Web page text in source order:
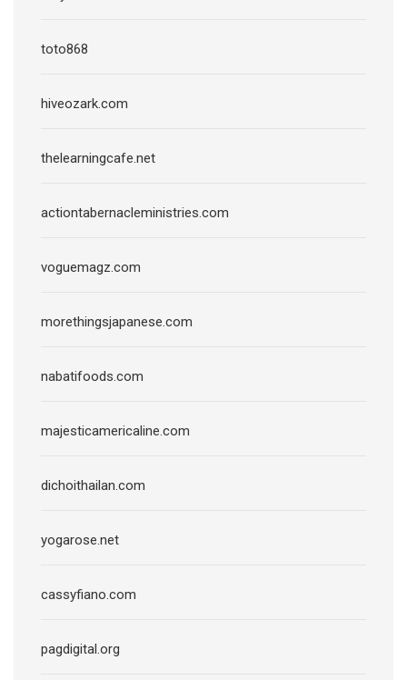
toto868
hiveozark.com
thelearningcafe.net
actiontabernacleministries.com
voguemagz.com
morethingsjapanese.com
nabatifoods.com
majesticamericaline.com
dichoithailan.com
yogarose.net
cassyfiano.com
pagdigital.org